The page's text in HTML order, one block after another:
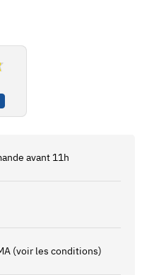
avant 11h
(voir les conditions)